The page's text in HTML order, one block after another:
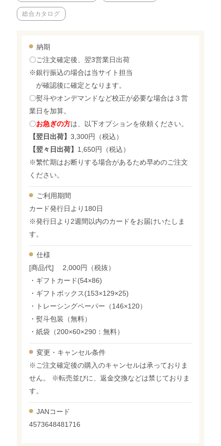
総合カタログ
納期
〇ご注文確定後、翌3営業日出荷
※銀行振込の場合は当サイト担当
が確認後に確定となります。
〇熨斗やオンデマンドなど校正が必要な場合は３営
業日を加算。
〇お急ぎの方は、以下オプションを依頼ください。
【翌日出荷】3,300円（税込）
【翌々日出荷】 1,650円（税込）
※繁忙期はお断りする場合があるため早めのご注文
ください。
ご利用期間
カード発行日より180日
※発行日より2週間以内のカードをお届けいたしま
す。
仕様
[商品代] 2,000円（税抜）
・ギフトカード(54×86)
・ギフトボックス(153×129×25)
・トレーシングペーパー（146×120）
・熨斗包装（無料）
・紙袋（200×60×290：無料）
変更・ キャンセル条件
※ご注文確定後の購入のキャンセルは承っておりま
せん。 ※転売並びに、返金交換などは禁じておりま
す。
JANコード
4573648481716